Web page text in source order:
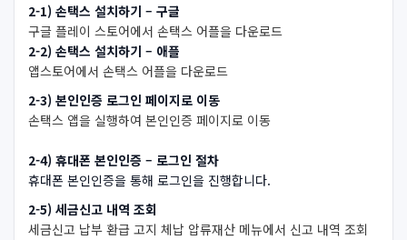
2-1) 손택스 설치하기 – 구글
구글 플레이 스토어에서 손택스 어플을 다운로드
2-2) 손택스 설치하기 – 애플
앱스토어에서 손택스 어플을 다운로드
2-3) 본인인증 로그인 페이지로 이동
손택스 앱을 실행하여 본인인증 페이지로 이동
2-4) 휴대폰 본인인증 – 로그인 절차
휴대폰 본인인증을 통해 로그인을 진행합니다.
2-5) 세금신고 내역 조회
세금신고 납부 환급 고지 체납 압류재산 메뉴에서 신고 내역 조회